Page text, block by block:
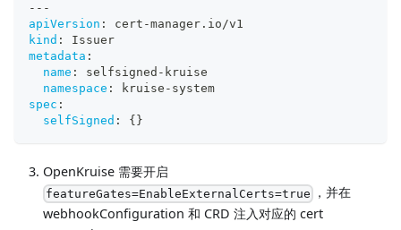
---
apiVersion : cert -manager.io/v1
kind :
Issuer
metadata :
name : selfsigned - kruise
namespace : kruise - system
spec :
selfSigned : { }
OpenKruise 需要开启
featureGates=EnableExternalCerts=true
，并在
webhookConfiguration 和 CRD 注入对应的 cert